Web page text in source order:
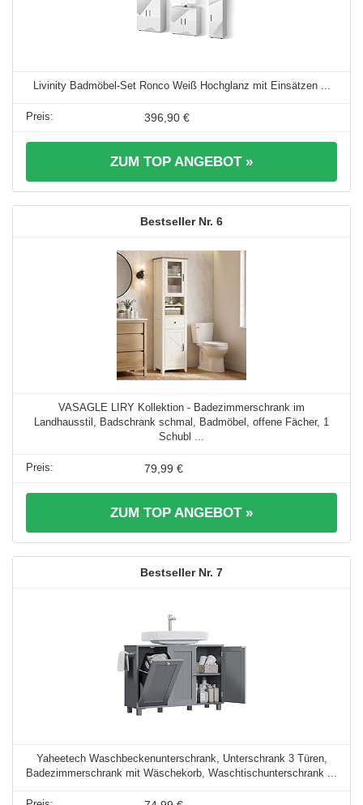
Livinity Badmöbel-Set Ronco Weiß Hochglanz mit Einsätzen ...
396,90 €
ZUM TOP ANGEBOT »
6
VASAGLE LIRY Kollektion - Badezimmerschrank im
Landhausstil, Badschrank schmal, Badmöbel, offene Fächer, 1
Schubl ...
79,99 €
ZUM TOP ANGEBOT »
7
Yaheetech Waschbeckenunterschrank, Unterschrank 3 Türen,
Badezimmerschrank mit Wäschekorb, Waschtischunterschrank ...